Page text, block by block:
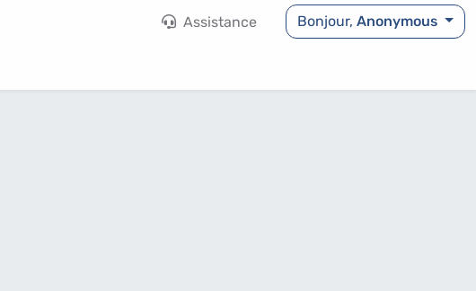
Assistance Bonjour,Anonymous